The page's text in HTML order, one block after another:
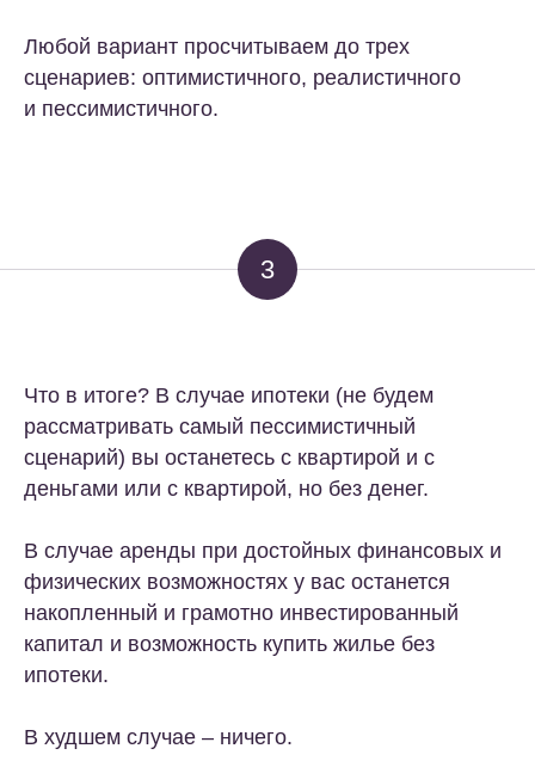
Любой вариант просчитываем до трех
сценариев: оптимистичного, реалистичного
и пессимистичного.
3
Что в итоге? В случае ипотеки (не будем
рассматривать самый пессимистичный
сценарий) вы останетесь с квартирой и с
деньгами или с квартирой, но без денег.
В случае аренды при достойных финансовых и
физических возможностях у вас останется
накопленный и грамотно инвестированный
капитал и возможность купить жилье без
ипотеки.
В худшем случае – ничего.